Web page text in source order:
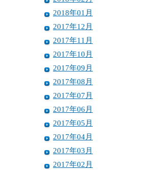
2018年01月
2017年12月
2017年11月
2017年10月
2017年09月
2017年08月
2017年07月
2017年06月
2017年05月
2017年04月
2017年03月
2017年02月